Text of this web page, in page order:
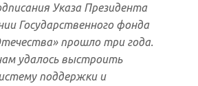
Указа Президента
Государственного фонда
прошло три года.
удалось выстроить
поддержки и